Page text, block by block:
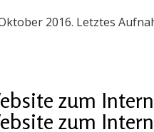
2016. Letztes
zum
zum